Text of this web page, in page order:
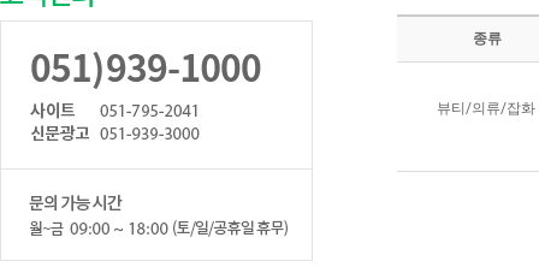
종류
뷰티/의류/잡화